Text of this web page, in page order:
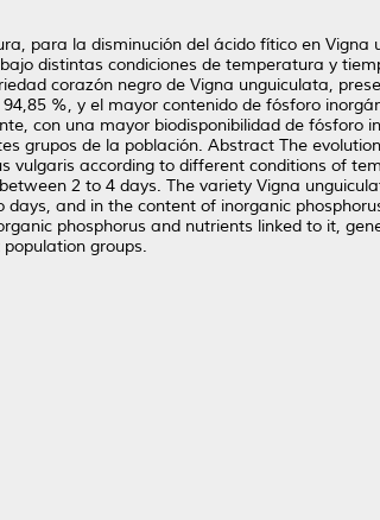
para la disminución del ácido fítico en Vigna
distintas condiciones de temperatura y
corazón negro de Vigna unguiculata,
%, y el mayor contenido de fósforo
con una mayor biodisponibilidad de fósforo
grupos de la población. Abstract The
vulgaris according to different conditions of
2 to 4 days. The variety Vigna
and in the content of inorganic
phosphorus and nutrients linked to it,
groups.